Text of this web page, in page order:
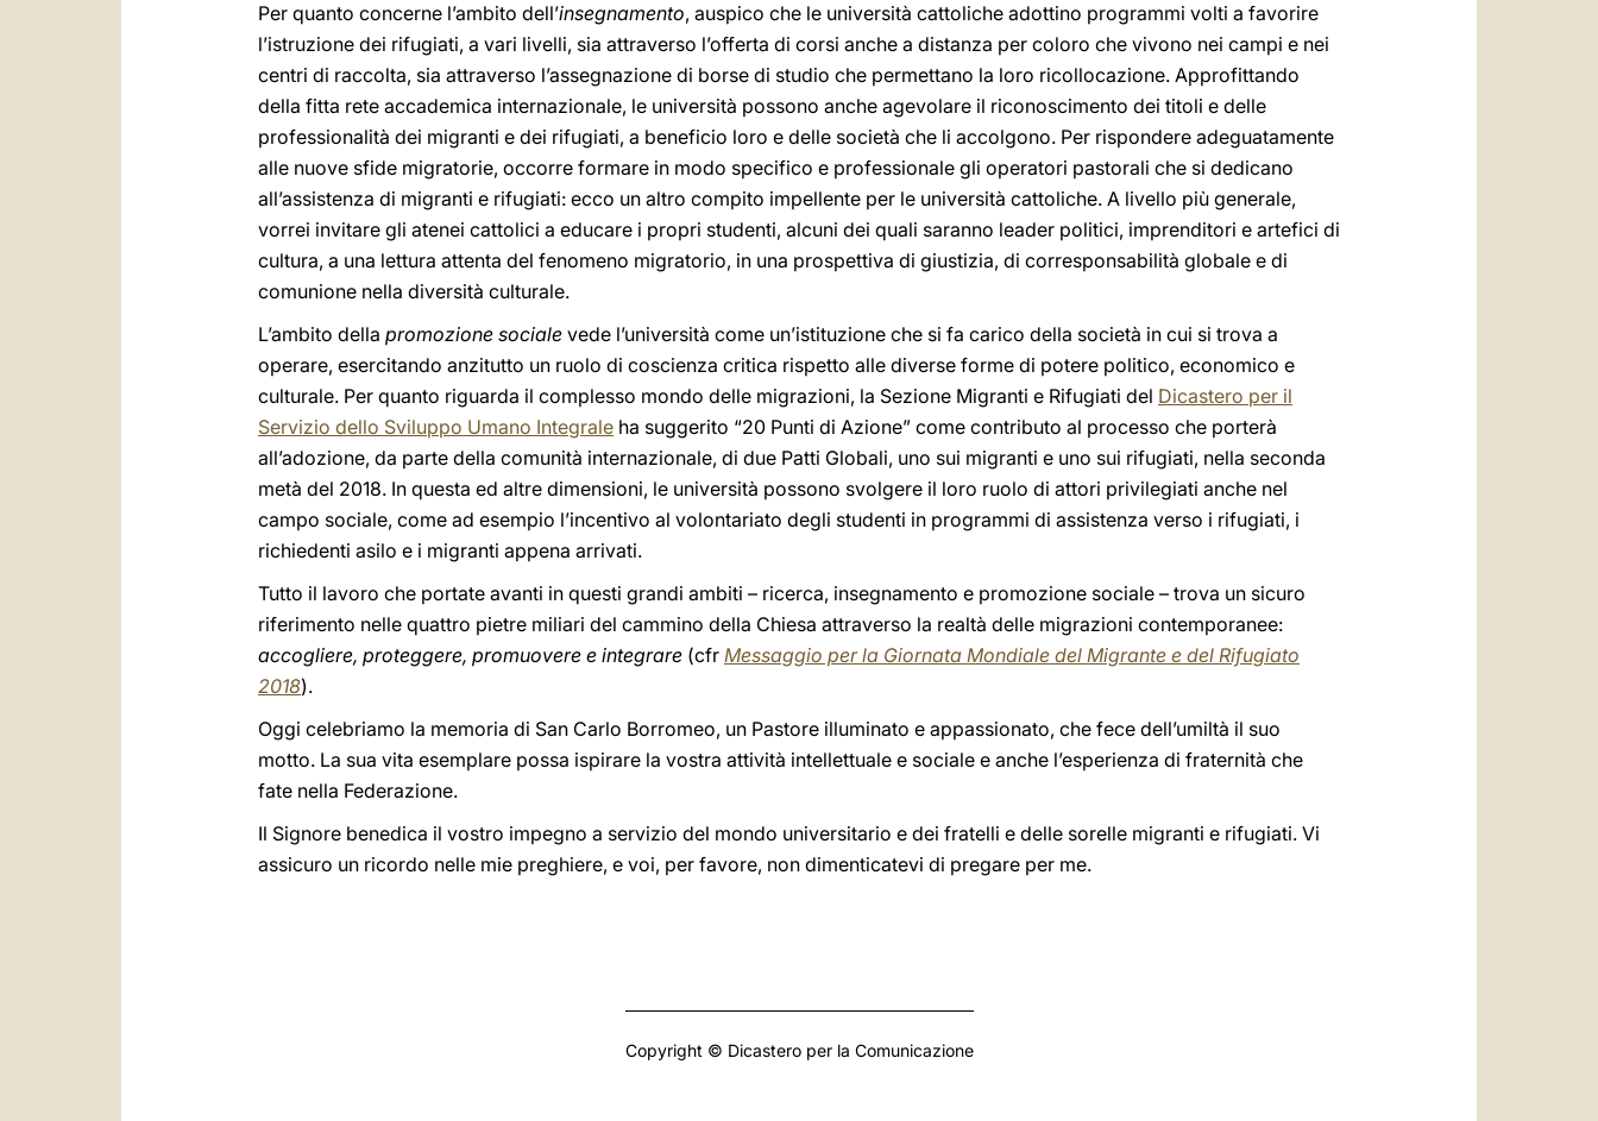
Per quanto concerne l’ambito dell’insegnamento, auspico che le università cattoliche adottino programmi volti a favorire
l’istruzione dei rifugiati, a vari livelli, sia attraverso l’offerta di corsi anche a distanza per coloro che vivono nei campi e nei
centri di raccolta, sia attraverso l’assegnazione di borse di studio che permettano la loro ricollocazione. Approfittando
della fitta rete accademica internazionale, le università possono anche agevolare il riconoscimento dei titoli e delle
professionalità dei migranti e dei rifugiati, a beneficio loro e delle società che li accolgono. Per rispondere adeguatamente
alle nuove sfide migratorie, occorre formare in modo specifico e professionale gli operatori pastorali che si dedicano
all’assistenza di migranti e rifugiati: ecco un altro compito impellente per le università cattoliche. A livello più generale,
vorrei invitare gli atenei cattolici a educare i propri studenti, alcuni dei quali saranno leader politici, imprenditori e artefici di
cultura, a una lettura attenta del fenomeno migratorio, in una prospettiva di giustizia, di corresponsabilità globale e di
comunione nella diversità culturale.
L’ambito della promozione sociale vede l’università come un’istituzione che si fa carico della società in cui si trova a
operare, esercitando anzitutto un ruolo di coscienza critica rispetto alle diverse forme di potere politico, economico e
culturale. Per quanto riguarda il complesso mondo delle migrazioni, la Sezione Migranti e Rifugiati del Dicastero per il
Servizio dello Sviluppo Umano Integrale ha suggerito “20 Punti di Azione” come contributo al processo che porterà
all’adozione, da parte della comunità internazionale, di due Patti Globali, uno sui migranti e uno sui rifugiati, nella seconda
metà del 2018. In questa ed altre dimensioni, le università possono svolgere il loro ruolo di attori privilegiati anche nel
campo sociale, come ad esempio l’incentivo al volontariato degli studenti in programmi di assistenza verso i rifugiati, i
richiedenti asilo e i migranti appena arrivati.
Tutto il lavoro che portate avanti in questi grandi ambiti – ricerca, insegnamento e promozione sociale – trova un sicuro
riferimento nelle quattro pietre miliari del cammino della Chiesa attraverso la realtà delle migrazioni contemporanee:
accogliere, proteggere, promuovere e integrare (cfr Messaggio per la Giornata Mondiale del Migrante e del Rifugiato
2018).
Oggi celebriamo la memoria di San Carlo Borromeo, un Pastore illuminato e appassionato, che fece dell’umiltà il suo
motto. La sua vita esemplare possa ispirare la vostra attività intellettuale e sociale e anche l’esperienza di fraternità che
fate nella Federazione.
Il Signore benedica il vostro impegno a servizio del mondo universitario e dei fratelli e delle sorelle migranti e rifugiati. Vi
assicuro un ricordo nelle mie preghiere, e voi, per favore, non dimenticatevi di pregare per me.
Copyright © Dicastero per la Comunicazione